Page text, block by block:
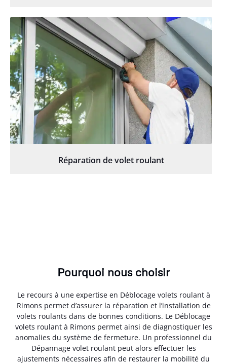
Réparation de volet roulant
Pourquoi nous choisir
Le recours à une expertise en Déblocage volets roulant à
Rimons permet d’assurer la réparation et l’installation de
volets roulants dans de bonnes conditions. Le Déblocage
volets roulant à Rimons permet ainsi de diagnostiquer les
anomalies du système de fermeture. Un professionnel du
Dépannage volet roulant peut alors effectuer les
ajustements nécessaires afin de restaurer la mobilité du